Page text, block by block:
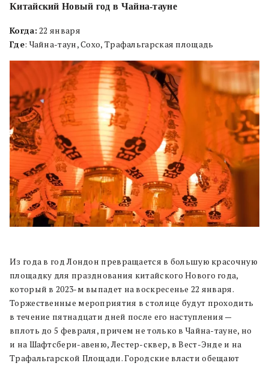
Китайский Новый год в Чайна-тауне
Когда: 22 января
Где: Чайна-таун, Сохо, Трафальгарская площадь
Из года в год Лондон превращается в большую красочную
площадку для празднования китайского Нового года,
который в 2023-м выпадет на воскресенье 22 января.
Торжественные мероприятия в столице будут проходить
в течение пятнадцати дней после его наступления —
вплоть до 5 февраля, причем не только в Чайна-тауне, но
и на Шафтсбери-авеню, Лестер-сквер, в Вест-Энде и на
Трафальгарской Площади. Городские власти обещают